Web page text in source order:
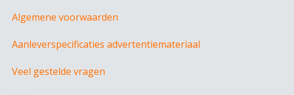
Algemene voorwaarden
Aanleverspecificaties advertentiemateriaal
Veel gestelde vragen